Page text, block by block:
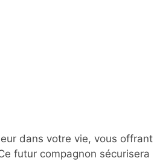
dans votre vie, vous offrant
futur compagnon sécurisera